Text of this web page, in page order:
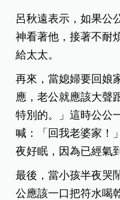
呂秋遠表示，如果公
神看著他，接著不耐
給太太。
再來，當媳婦要回娘
應，老公就應該大聲
特別的。」這時公公
喊：「回我老婆家！
夜好眠，因為已經氣
最後，當小孩半夜哭
公應該一口把符水喝